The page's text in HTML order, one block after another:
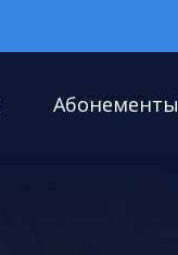
Абонементы